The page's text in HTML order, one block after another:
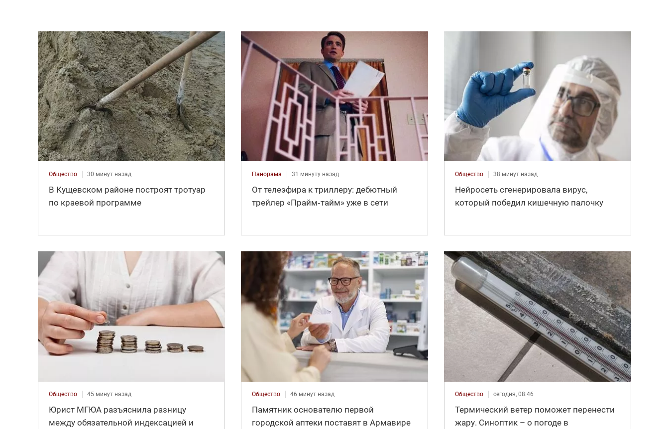
Общество 30 минут назад
В Кущевском районе построят тротуар
по краевой программе
Панорама 31 минуту назад
От телеэфира к триллеру: дебютный
трейлер «Прайм‑тайм» уже в сети
Общество 38 минут назад
Нейросеть сгенерировала вирус,
который победил кишечную палочку
Общество 45 минут назад
Юрист МГЮА разъяснила разницу
между обязательной индексацией и
Общество 46 минут назад
Памятник основателю первой
городской аптеки поставят в Армавире
Общество сегодня, 08:46
Термический ветер поможет перенести
жару. Синоптик – о погоде в